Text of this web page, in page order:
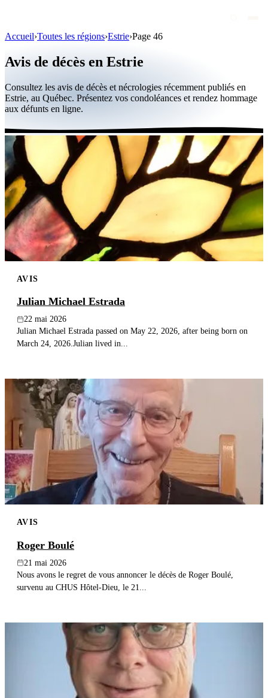
Personnalités publiques
Québec
Canada
International
Par région
Par ville
Maisons funéraires
Éternea
Blog
Recherche
Accueil›Toutes les régions›Estrie›Page 46
Avis de décès en Estrie
Consultez les avis de décès et nécrologies récemment publiés en
Estrie, au Québec. Présentez vos condoléances et rendez hommage
aux défunts en ligne.
AVIS
Julian Michael Estrada
22 mai 2026
Julian Michael Estrada passed on May 22, 2026, after being born on
March 24, 2026.Julian lived in...
AVIS
Roger Boulé
21 mai 2026
Nous avons le regret de vous annoncer le décès de Roger Boulé,
survenu au CHUS Hôtel-Dieu, le 21...